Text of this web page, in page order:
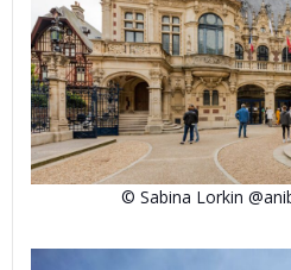
© Sabina Lorkin